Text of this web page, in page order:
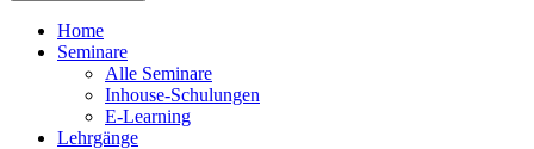
Home
Seminare
Alle Seminare
Inhouse-Schulungen
E-Learning
Lehrgänge